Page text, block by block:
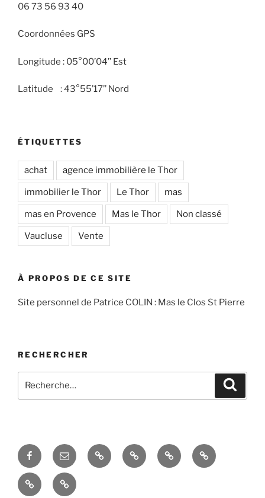
06 73 56 93 40
Coordonnées GPS
Longitude : 05°00’04’’ Est
Latitude : 43°55’17’’ Nord
ÉTIQUETTES
achat agence immobilière le Thor
immobilier le Thor Le Thor mas
mas en Provence Mas le Thor Non classé
Vaucluse Vente
À PROPOS DE CE SITE
Site personnel de Patrice COLIN : Mas le Clos St Pierre
RECHERCHER
pour
FacebookCourriel
–
Email
Accés
admin
Hobby La
taille
Espace
domotique
Le
mas
La
réception